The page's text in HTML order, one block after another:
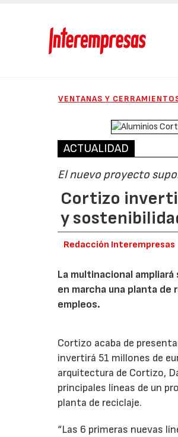
VENTANAS Y
ACTUALIDAD
El nuevo proyecto
Cortizo
y
Redacción Interempresas
La multinacional
en marcha una planta
empleos.
Cortizo acaba de
invertirá 51 millones de
arquitectura de Cortizo,
principales líneas de un
planta de reciclaje.
“Las 6 primeras nuevas